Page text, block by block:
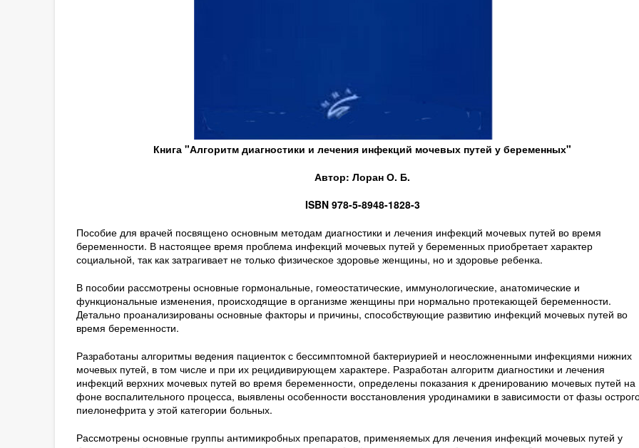
Книга "Алгоритм диагностики и лечения инфекций мочевых путей у беременных"
Автор: Лоран О. Б.
ISBN 978-5-8948-1828-3
Пособие для врачей посвящено основным методам диагностики и лечения инфекций мочевых путей во время
беременности. В настоящее время проблема инфекций мочевых путей у беременных приобретает характер
социальной, так как затрагивает не только физическое здоровье женщины, но и здоровье ребенка.
В пособии рассмотрены основные гормональные, гомеостатические, иммунологические, анатомические и
функциональные изменения, происходящие в организме женщины при нормально протекающей беременности.
Детально проанализированы основные факторы и причины, способствующие развитию инфекций мочевых путей во
время беременности.
Разработаны алгоритмы ведения пациенток с бессимптомной бактериурией и неосложненными инфекциями нижних
мочевых путей, в том числе и при их рецидивирующем характере. Разработан алгоритм диагностики и лечения
инфекций верхних мочевых путей во время беременности, определены показания к дренированию мочевых путей на
фоне воспалительного процесса, выявлены особенности восстановления уродинамики в зависимости от фазы
пиелонефрита у этой категории больных.
Рассмотрены основные группы антимикробных препаратов, применяемых для лечения инфекций мочевых путей у